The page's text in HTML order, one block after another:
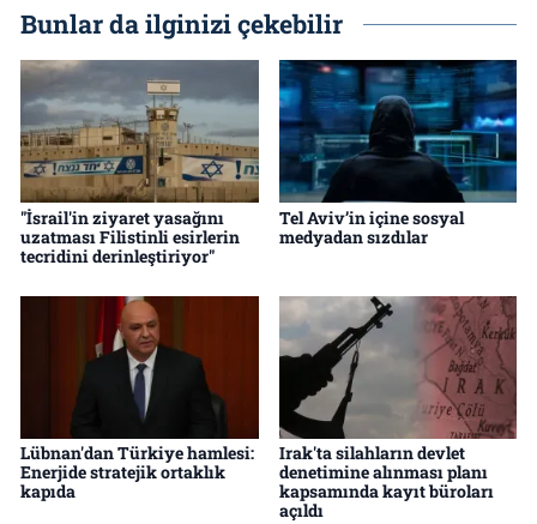
Bunlar da ilginizi çekebilir
"İsrail'in ziyaret yasağını
uzatması Filistinli esirlerin
tecridini derinleştiriyor"
Tel Aviv’in içine sosyal
medyadan sızdılar
Lübnan'dan Türkiye hamlesi:
Enerjide stratejik ortaklık
kapıda
Irak'ta silahların devlet
denetimine alınması planı
kapsamında kayıt büroları
açıldı